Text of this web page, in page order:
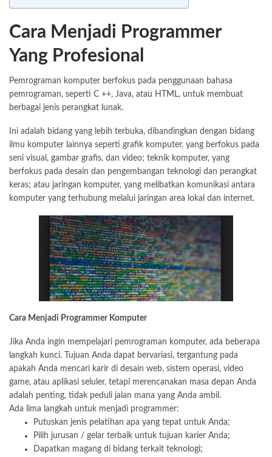
Cara Menjadi Programmer
Yang Profesional
Pemrograman komputer berfokus pada penggunaan bahasa
pemrograman, seperti C ++, Java, atau HTML, untuk membuat
berbagai jenis perangkat lunak.
Ini adalah bidang yang lebih terbuka, dibandingkan dengan bidang
ilmu komputer lainnya seperti grafik komputer, yang berfokus pada
seni visual, gambar grafis, dan video; teknik komputer, yang
berfokus pada desain dan pengembangan teknologi dan perangkat
keras; atau jaringan komputer, yang melibatkan komunikasi antara
komputer yang terhubung melalui jaringan area lokal dan internet.
Cara Menjadi Programmer Komputer
Jika Anda ingin mempelajari pemrograman komputer, ada beberapa
langkah kunci. Tujuan Anda dapat bervariasi, tergantung pada
apakah Anda mencari karir di desain web, sistem operasi, video
game, atau aplikasi seluler, tetapi merencanakan masa depan Anda
adalah penting, tidak peduli jalan mana yang Anda ambil.
Ada lima langkah untuk menjadi programmer:
Putuskan jenis pelatihan apa yang tepat untuk Anda;
Pilih jurusan / gelar terbaik untuk tujuan karier Anda;
Dapatkan magang di bidang terkait teknologi;